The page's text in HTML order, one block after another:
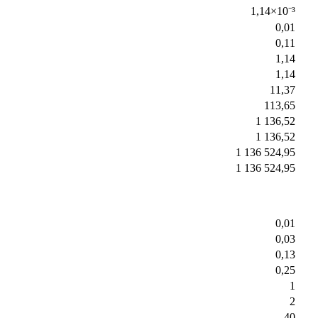
1,14×10⁻³
0,01
0,11
1,14
1,14
11,37
113,65
1 136,52
1 136,52
1 136 524,95
1 136 524,95
0,01
0,03
0,13
0,25
1
2